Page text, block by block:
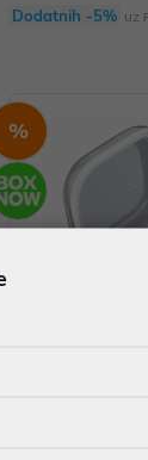
Dodatnih -5% uz
%